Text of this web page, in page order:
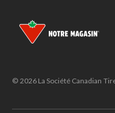
© 2026 La Société Canadian